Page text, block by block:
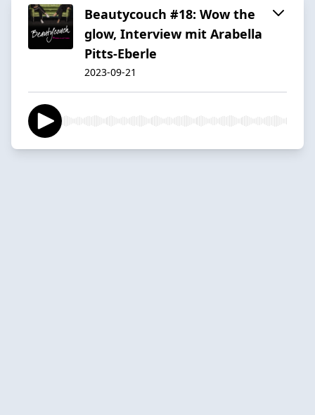
Beautycouch #18: Wow the
glow, Interview mit Arabella
Pitts-Eberle
2023-09-21